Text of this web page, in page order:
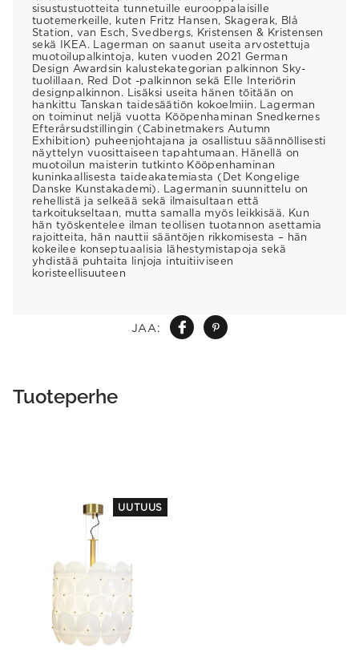
JAA:
sisustustuotteita tunnetuille eurooppalaisille
tuotemerkeille, kuten Fritz Hansen, Skagerak, Blå
Station, van Esch, Svedbergs, Kristensen & Kristensen
sekä IKEA. Lagerman on saanut useita arvostettuja
muotoilupalkintoja, kuten vuoden 2021 German
Design Awardsin kalustekategorian palkinnon Sky-
tuolillaan, Red Dot -palkinnon sekä Elle Interiörin
designpalkinnon. Lisäksi useita hänen töitään on
hankittu Tanskan taidesäätiön kokoelmiin. Lagerman
on toiminut neljä vuotta Kööpenhaminan Snedkernes
Efterårsudstillingin (Cabinetmakers Autumn
Exhibition) puheenjohtajana ja osallistuu säännöllisesti
näyttelyn vuosittaiseen tapahtumaan. Hänellä on
muotoilun maisterin tutkinto Kööpenhaminan
kuninkaallisesta taideakatemiasta (Det Kongelige
Danske Kunstakademi). Lagermanin suunnittelu on
rehellistä ja selkeää sekä ilmaisultaan että
tarkoitukseltaan, mutta samalla myös leikkisää. Kun
hän työskentelee ilman teollisen tuotannon asettamia
rajoitteita, hän nauttii sääntöjen rikkomisesta – hän
kokeilee konseptuaalisia lähestymistapoja sekä
yhdistää puhtaita linjoja intuitiiviseen
koristeellisuuteen
Tuoteperhe
UUTUUS